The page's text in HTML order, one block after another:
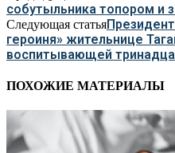
собутыльника топором и
Следующая статья
героиня» жительнице
воспитывающей
ПОХОЖИЕ МАТЕРИАЛЫ